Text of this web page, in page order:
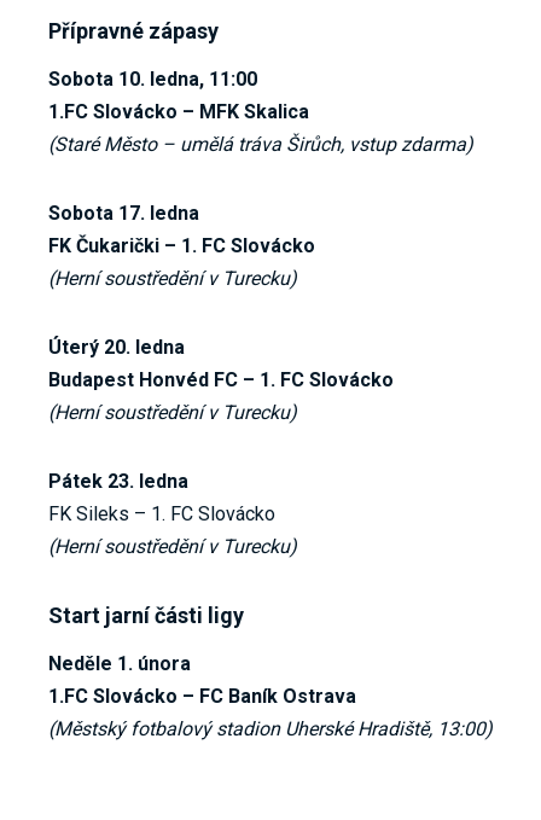
Přípravné zápasy
Sobota 10. ledna, 11:00
1.FC Slovácko – MFK Skalica
(Staré Město – umělá tráva Širůch, vstup zdarma)
Sobota 17. ledna
FK Čukarički – 1. FC Slovácko
(Herní soustředění v Turecku)
Úterý 20. ledna
Budapest Honvéd FC – 1. FC Slovácko
(Herní soustředění v Turecku)
Pátek 23. ledna
FK Sileks – 1. FC Slovácko
(Herní soustředění v Turecku)
Start jarní části ligy
Neděle 1. února
1.FC Slovácko – FC Baník Ostrava
(Městský fotbalový stadion Uherské Hradiště, 13:00)